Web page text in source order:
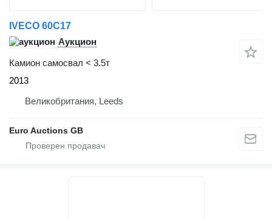
IVECO 60C17
Аукцион
Камион самосвал < 3.5т
2013
Великобритания, Leeds
Euro Auctions GB